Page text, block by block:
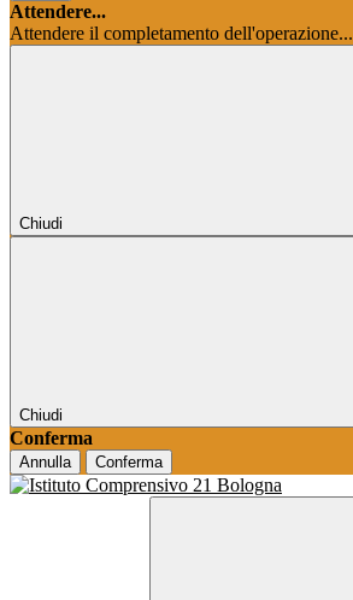
Attendere...
Attendere il completamento dell'operazione...
Chiudi
Chiudi
Conferma
Annulla Conferma